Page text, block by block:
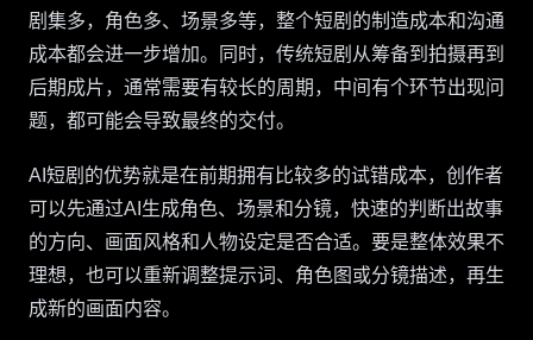
剧集多，角色多、场景多等，整个短剧的制造成本和沟通
成本都会进一步增加。同时，传统短剧从筹备到拍摄再到
后期成片，通常需要有较长的周期，中间有个环节出现问
题，都可能会导致最终的交付。
AI短剧的优势就是在前期拥有比较多的试错成本，创作者
可以先通过AI生成角色、场景和分镜，快速的判断出故事
的方向、画面风格和人物设定是否合适。要是整体效果不
理想，也可以重新调整提示词、角色图或分镜描述，再生
成新的画面内容。